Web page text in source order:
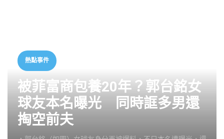
熱點事件
被菲富商包養20年？郭台銘女
球友本名曝光 同時誆多男還
掏空前夫